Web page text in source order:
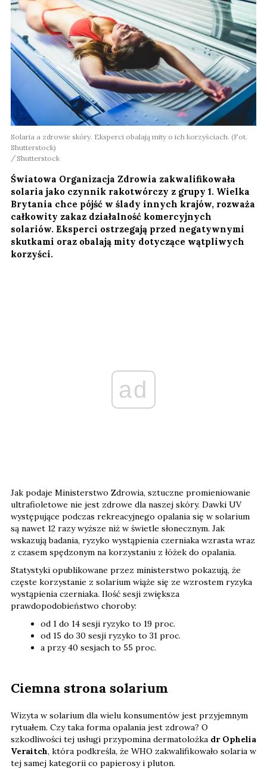
Solaria a zdrowie skóry. Eksperci obalają mity o ich korzyściach. (Fot.
Shutterstock)
Shutterstock
Światowa Organizacja Zdrowia zakwalifikowała
solaria jako czynnik rakotwórczy z grupy 1. Wielka
Brytania chce pójść w ślady innych krajów, rozważa
całkowity zakaz działalność komercyjnych
solariów. Eksperci ostrzegają przed negatywnymi
skutkami oraz obalają mity dotyczące wątpliwych
korzyści.
ad
Jak podaje Ministerstwo Zdrowia, sztuczne promieniowanie
ultrafioletowe nie jest zdrowe dla naszej skóry. Dawki UV
występujące podczas rekreacyjnego opalania się w solarium
są nawet 12 razy wyższe niż w świetle słonecznym. Jak
wskazują badania, ryzyko wystąpienia czerniaka wzrasta wraz
z czasem spędzonym na korzystaniu z łóżek do opalania.
Statystyki opublikowane przez ministerstwo pokazują, że
częste korzystanie z solarium wiąże się ze wzrostem ryzyka
wystąpienia czerniaka. Ilość sesji zwiększa
prawdopodobieństwo choroby:
od 1 do 14 sesji ryzyko to 19 proc.
od 15 do 30 sesji ryzyko to 31 proc.
a przy 40 sesjach to 55 proc.
Ciemna strona solarium
Wizyta w solarium dla wielu konsumentów jest przyjemnym
rytuałem. Czy taka forma opalania jest zdrowa? O
szkodliwości tej usługi przypomina dermatolożka dr Ophelia
Veraitch, która podkreśla, że WHO zakwalifikowało solaria w
tej samej kategorii co papierosy i pluton.